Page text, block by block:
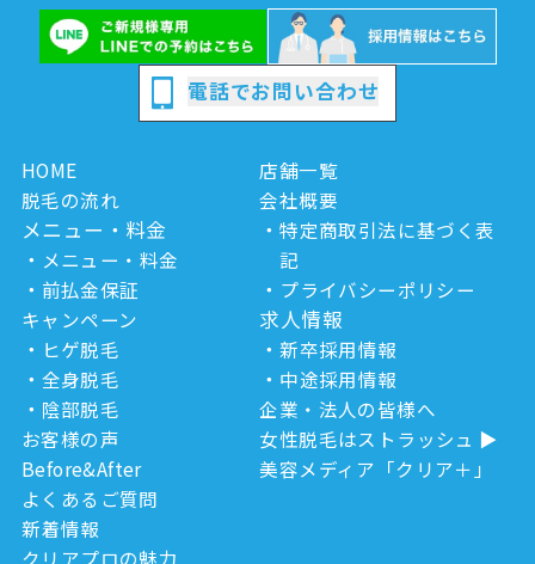
電話でお問い合わせ
HOME
脱毛の流れ
メニュー・料金
メニュー・料金
前払金保証
キャンペーン
ヒゲ脱毛
全身脱毛
陰部脱毛
お客様の声
Before&After
よくあるご質問
新着情報
クリアプロの魅力
店舗一覧
会社概要
特定商取引法に基づく表
記
プライバシーポリシー
求人情報
新卒採用情報
中途採用情報
企業・法人の皆様へ
女性脱毛はストラッシュ
美容メディア「クリア＋」